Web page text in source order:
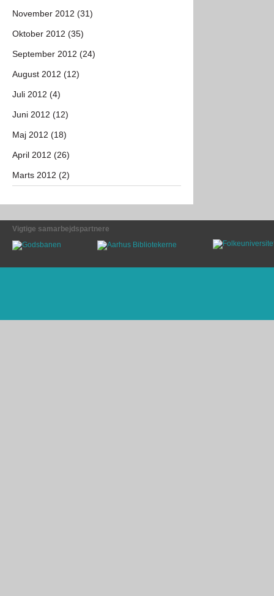
November 2012 (31)
Oktober 2012 (35)
September 2012 (24)
August 2012 (12)
Juli 2012 (4)
Juni 2012 (12)
Maj 2012 (18)
April 2012 (26)
Marts 2012 (2)
Vigtige samarbejdspartnere